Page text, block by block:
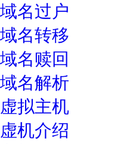
域名过户
域名转移
域名赎回
域名解析
虚拟主机
虚机介绍